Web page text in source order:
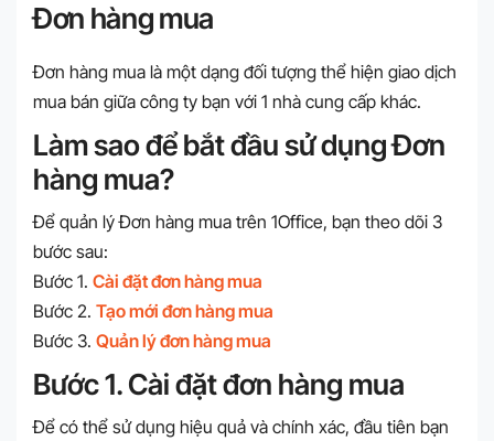
Đơn hàng mua
Đơn hàng mua là một dạng đối tượng thể hiện giao dịch
mua bán giữa công ty bạn với 1 nhà cung cấp khác.
Làm sao để bắt đầu sử dụng Đơn
hàng mua?
Để quản lý Đơn hàng mua trên 1Office, bạn theo dõi 3
bước sau:
Bước 1. Cài đặt đơn hàng mua
Bước 2. Tạo mới đơn hàng mua
Bước 3. Quản lý đơn hàng mua
Bước 1. Cài đặt đơn hàng mua
Để có thể sử dụng hiệu quả và chính xác, đầu tiên bạn